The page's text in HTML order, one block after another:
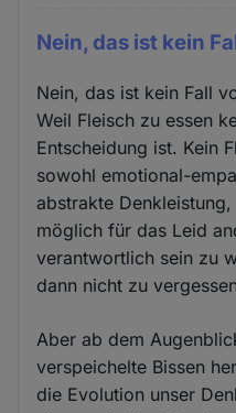
Nein, das ist kein
Nein, das ist kein Fall
Weil Fleisch zu essen
Entscheidung ist. Kein
sowohl emotional-
abstrakte
möglich für das Leid
verantwortlich sein zu
dann nicht zu
Aber ab dem
verspeichelte Bissen
die Evolution unser